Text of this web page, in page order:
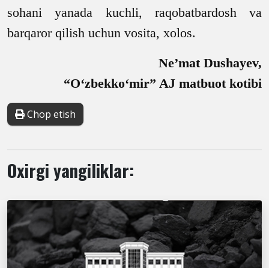
sohani yanada kuchli, raqobatbardosh va
barqaror qilish uchun vosita, xolos.
Ne’mat Dushayev,
“O‘zbekko‘mir” AJ matbuot kotibi
Chop etish
Oxirgi yangiliklar: